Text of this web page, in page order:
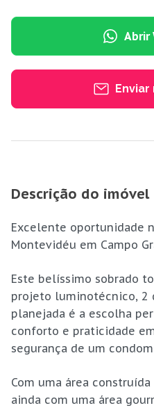
Abrir
Descrição do imóvel
Excelente oportunidade
Montevidéu em Campo
Este belíssimo sobrado
projeto luminotécnico, 2
planejada é a escolha
conforto e praticidade
segurança de um
Com uma área
ainda com uma área